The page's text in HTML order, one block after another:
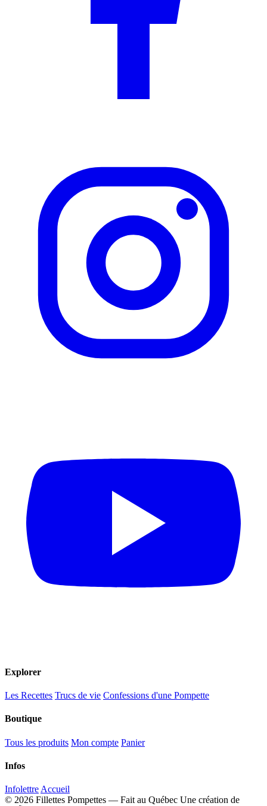
Explorer
Les Recettes Trucs de vie Confessions d'une Pompette
Boutique
Tous les produits Mon compte Panier
Infos
Infolettre Accueil
© 2026 Fillettes Pompettes — Fait au Québec Une création de